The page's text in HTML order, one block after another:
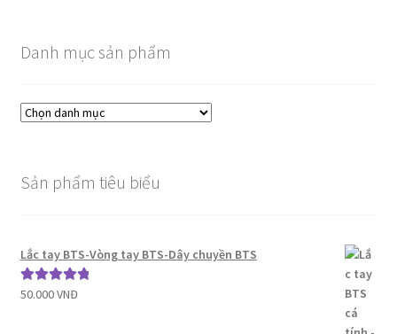
Danh mục sản phẩm
Sản phẩm tiêu biểu
Lắc tay BTS-Vòng tay BTS-Dây chuyền BTS
Được xếp
50.000VNĐ